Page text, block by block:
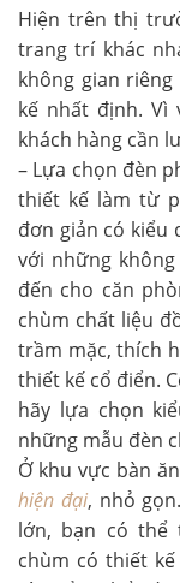
Hiện trên thị
trang trí khác
không gian
kế nhất định. Vì
khách hàng cần
– Lựa chọn đèn
thiết kế làm từ
đơn giản có kiểu
với những
đến cho căn
chùm chất liệu
trầm mặc, thích
thiết kế cổ điển.
hãy lựa chọn
những mẫu đèn
Ở khu vực bàn
hiện đại, nhỏ
lớn, bạn có thể
chùm có thiết